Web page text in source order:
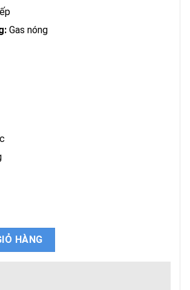
Gas nóng
500 Lít Mặt Kính Lùa số lượng
HÀNG